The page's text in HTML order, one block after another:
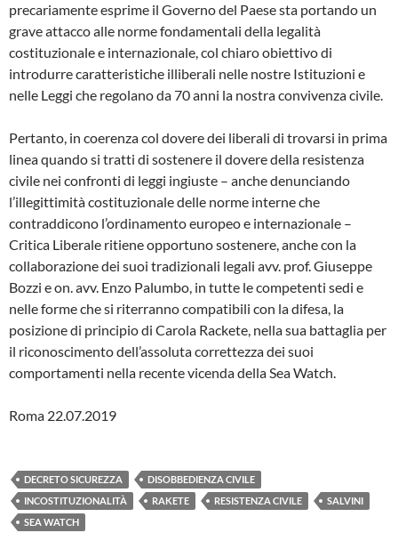
precariamente esprime il Governo del Paese sta portando un
grave attacco alle norme fondamentali della legalità
costituzionale e internazionale, col chiaro obiettivo di
introdurre caratteristiche illiberali nelle nostre Istituzioni e
nelle Leggi che regolano da 70 anni la nostra convivenza civile.
Pertanto, in coerenza col dovere dei liberali di trovarsi in prima
linea quando si tratti di sostenere il dovere della resistenza
civile nei confronti di leggi ingiuste – anche denunciando
l’illegittimità costituzionale delle norme interne che
contraddicono l’ordinamento europeo e internazionale –
Critica Liberale ritiene opportuno sostenere, anche con la
collaborazione dei suoi tradizionali legali avv. prof. Giuseppe
Bozzi e on. avv. Enzo Palumbo, in tutte le competenti sedi e
nelle forme che si riterranno compatibili con la difesa, la
posizione di principio di Carola Rackete, nella sua battaglia per
il riconoscimento dell’assoluta correttezza dei suoi
comportamenti nella recente vicenda della Sea Watch.
Roma 22.07.2019
DECRETO SICUREZZA
DISOBBEDIENZA CIVILE
INCOSTITUZIONALITÀ
RAKETE RESISTENZA CIVILE
SALVINI
SEA WATCH